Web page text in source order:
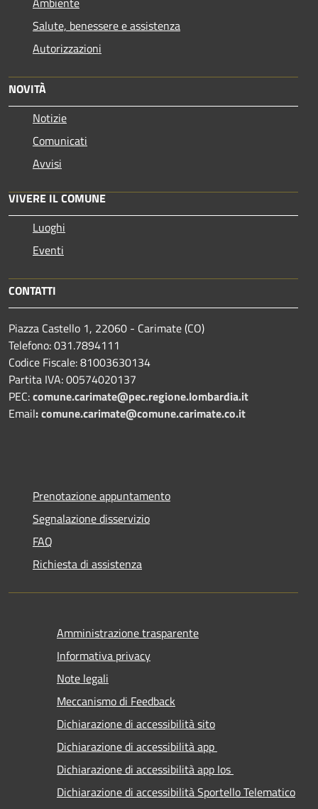
Salute, benessere e assistenza
Autorizzazioni
NOVITÀ
Notizie
Comunicati
Avvisi
VIVERE IL COMUNE
Luoghi
Eventi
CONTATTI
Piazza Castello 1, 22060 - Carimate (CO)
Telefono: 031.7894111
Codice Fiscale: 81003630134
Partita IVA: 00574020137
PEC:comune.carimate@pec.regione.lombardia.it
Email:comune.carimate@comune.carimate.co.it
Prenotazione appuntamento
Segnalazione disservizio
FAQ
Richiesta di assistenza
Amministrazione trasparente
Informativa privacy
Note legali
Meccanismo di Feedback
Dichiarazione di accessibilità sito
Dichiarazione di accessibilità app
Dichiarazione di accessibilità app Ios
Dichiarazione di accessibilità Sportello Telematico